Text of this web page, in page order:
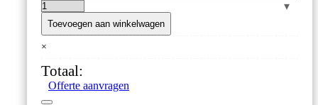
MicroCal
Thermokoppel
Simulator
aantal
Toevoegen aan winkelwagen
×
Totaal:
Offerte aanvragen